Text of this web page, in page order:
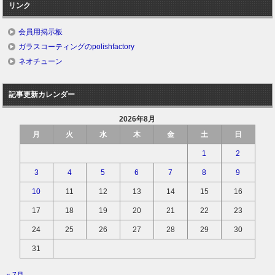
リンク
会員用掲示板
ガラスコーティングのpolishfactory
ネオチューン
記事更新カレンダー
2026年8月
月
火 水 木 金 土 日
1 2
3 4 5 6 7 8 9
10 11 12 13 14 15 16
17 18 19 20 21 22 23
24 25 26 27 28 29 30
31